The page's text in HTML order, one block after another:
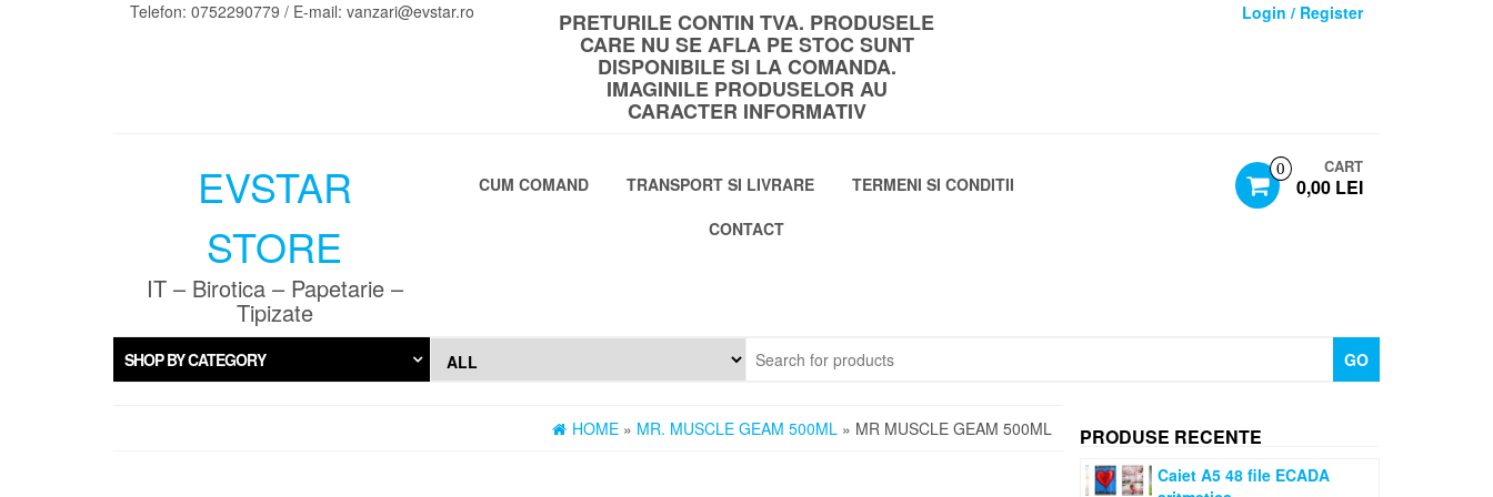
Telefon: 0752290779 / E-mail: vanzari@evstar.ro PRETURILE CONTIN TVA. PRODUSELE
CARE NU SE AFLA PE STOC SUNT
DISPONIBILE SI LA COMANDA.
IMAGINILE PRODUSELOR AU
CARACTER INFORMATIV
Login / Register
EVSTAR
STORE
IT – Birotica – Papetarie –
Tipizate
0 CART
0,00 LEI
CUM COMAND TRANSPORT SI LIVRARE
TERMENI SI CONDITII
CONTACT
SHOP BY CATEGORY GO
HOME » MR. MUSCLE GEAM 500ML » MR MUSCLE GEAM 500ML PRODUSE RECENTE
Caiet A5 48 file ECADA